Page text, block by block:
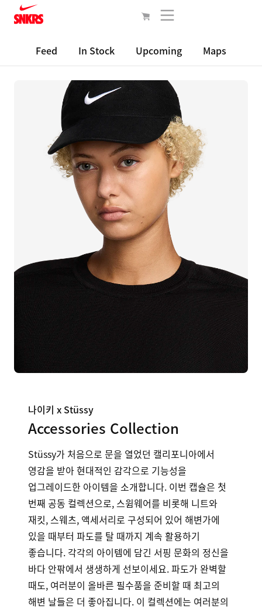
Feed In Stock Upcoming Maps
나이키 x Stüssy
Accessories Collection
Stüssy가 처음으로 문을 열었던 캘리포니아에서
영감을 받아 현대적인 감각으로 기능성을
업그레이드한 아이템을 소개합니다. 이번 캡슐은 첫
번째 공동 컬렉션으로, 스윔웨어를 비롯해 니트와
재킷, 스웨츠, 액세서리로 구성되어 있어 해변가에
있을 때부터 파도를 탈 때까지 계속 활용하기
좋습니다. 각각의 아이템에 담긴 서핑 문화의 정신을
바다 안팎에서 생생하게 선보이세요. 파도가 완벽할
때도, 여러분이 올바른 필수품을 준비할 때 최고의
해변 날들은 더 좋아집니다. 이 컬렉션에는 여러분의